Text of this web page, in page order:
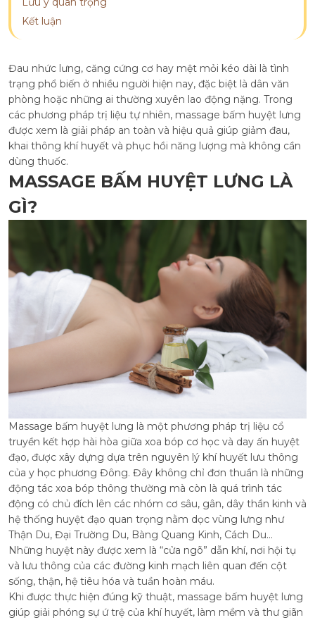
Kết luận
Đau nhức lưng, căng cứng cơ hay mệt mỏi kéo dài là tình
trạng phổ biến ở nhiều người hiện nay, đặc biệt là dân văn
phòng hoặc những ai thường xuyên lao động nặng. Trong
các phương pháp trị liệu tự nhiên, massage bấm huyệt lưng
được xem là giải pháp an toàn và hiệu quả giúp giảm đau,
khai thông khí huyết và phục hồi năng lượng mà không cần
dùng thuốc.
MASSAGE BẤM HUYỆT LƯNG LÀ
GÌ?
Massage bấm huyệt lưng là một phương pháp trị liệu cổ
truyền kết hợp hài hòa giữa xoa bóp cơ học và day ấn huyệt
đạo, được xây dựng dựa trên nguyên lý khí huyết lưu thông
của y học phương Đông. Đây không chỉ đơn thuần là những
động tác xoa bóp thông thường mà còn là quá trình tác
động có chủ đích lên các nhóm cơ sâu, gân, dây thần kinh và
hệ thống huyệt đạo quan trọng nằm dọc vùng lưng như
Thận Du, Đại Trường Du, Bàng Quang Kinh, Cách Du…
Những huyệt này được xem là “cửa ngõ” dẫn khí, nơi hội tụ
và lưu thông của các đường kinh mạch liên quan đến cột
sống, thận, hệ tiêu hóa và tuần hoàn máu.
Khi được thực hiện đúng kỹ thuật, massage bấm huyệt lưng
giúp giải phóng sự ứ trệ của khí huyết, làm mềm và thư giãn